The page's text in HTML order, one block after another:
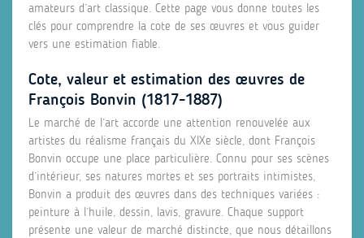
amateurs d’art classique. Cette page vous donne toutes les
clés pour comprendre la cote de ses œuvres et vous guider
vers une estimation fiable.
Cote, valeur et estimation des œuvres de
François Bonvin (1817-1887)
Le marché de l’art accorde une attention renouvelée aux
artistes du réalisme français du XIXe siècle, dont François
Bonvin occupe une place particulière. Connu pour ses scènes
d’intérieur, ses natures mortes et ses portraits intimistes,
Bonvin a produit des œuvres dans des techniques variées :
peinture à l’huile, dessin, lavis, gravure. Chaque support
présente une valeur de marché distincte, que nous détaillons